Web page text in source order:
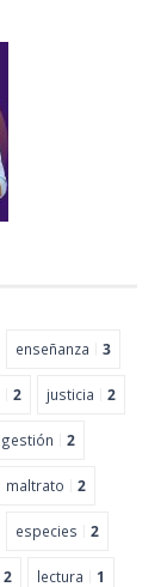
enseñanza 3
2 justicia 2
gestión 2
maltrato 2
especies 2
2 lectura 1